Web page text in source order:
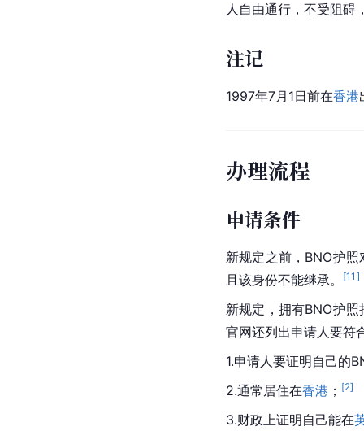
人自由通行，不受阻碍
注记
1997年7月1日前在香港
办理流程
申请条件
新规定之前，BNO护
且该身份不能继承。
[11 ]
新规定，拥有BNO护
官网还列出申请人要符
1.申请人要证明自己的
2.通常居住在香港 ； [2]
3.财政上证明自己能在